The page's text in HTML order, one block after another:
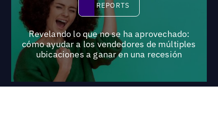
REPORTS
Revelando lo que no se ha aprovechado:
cómo ayudar a los vendedores de múltiples
ubicaciones a ganar en una recesión